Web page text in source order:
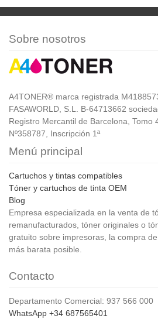
Sobre nosotros
A4TONER® marca registrada
FASAWORLD, S.L. B-64713662
Registro Mercantil de Barcelona, Tomo
Nº358787, Inscripción 1ª
Menú principal
Cartuchos y tintas compatibles
Tóner y cartuchos de tinta OEM
Blog
Empresa especializada en la venta de
remanufacturados, tóner originales o
gratuito sobre impresoras, la compra
más barata posible.
Contacto
Departamento Comercial: 937 566 000
WhatsApp +34 687565401